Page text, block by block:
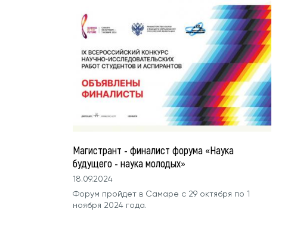
Магистрант - финалист форума «Наука
будущего - наука молодых»
18.09.2024
Форум пройдет в Самаре с 29 октября по 1
ноября 2024 года.